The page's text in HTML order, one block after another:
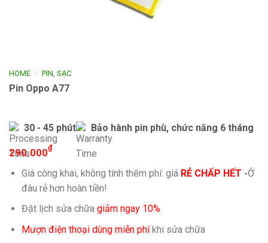
HOME / PIN, SẠC
Pin Oppo A77
30 - 45 phút Bảo hành pin phù, chức năng 6 tháng
290.000₫
Giá công khai, không tính thêm phí: giá RẺ CHẤP HẾT -Ở
đâu rẻ hơn hoàn tiền!
Đặt lịch sửa chữa giảm ngay 10%
Mượn điện thoại dùng miễn phíkhi sửa chữa